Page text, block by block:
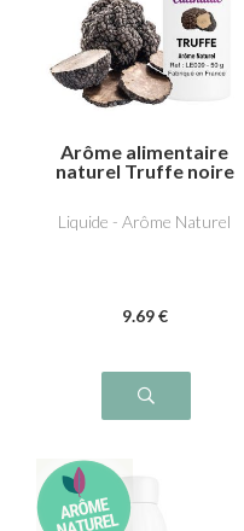
Arôme alimentaire
naturel Truffe noire
Liquide - Arôme Naturel
9.69 €